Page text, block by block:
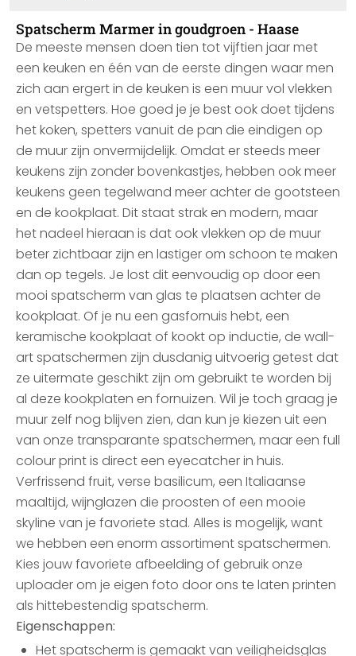
Spatscherm Marmer in goudgroen - Haase
De meeste mensen doen tien tot vijftien jaar met
een keuken en één van de eerste dingen waar men
zich aan ergert in de keuken is een muur vol vlekken
en vetspetters. Hoe goed je je best ook doet tijdens
het koken, spetters vanuit de pan die eindigen op
de muur zijn onvermijdelijk. Omdat er steeds meer
keukens zijn zonder bovenkastjes, hebben ook meer
keukens geen tegelwand meer achter de gootsteen
en de kookplaat. Dit staat strak en modern, maar
het nadeel hieraan is dat ook vlekken op de muur
beter zichtbaar zijn en lastiger om schoon te maken
dan op tegels. Je lost dit eenvoudig op door een
mooi spatscherm van glas te plaatsen achter de
kookplaat. Of je nu een gasfornuis hebt, een
keramische kookplaat of kookt op inductie, de wall-
art spatschermen zijn dusdanig uitvoerig getest dat
ze uitermate geschikt zijn om gebruikt te worden bij
al deze kookplaten en fornuizen. Wil je toch graag je
muur zelf nog blijven zien, dan kun je kiezen uit een
van onze transparante spatschermen, maar een full
colour print is direct een eyecatcher in huis.
Verfrissend fruit, verse basilicum, een Italiaanse
maaltijd, wijnglazen die proosten of een mooie
skyline van je favoriete stad. Alles is mogelijk, want
we hebben een enorm assortiment spatschermen.
Kies jouw favoriete afbeelding of gebruik onze
uploader om je eigen foto door ons te laten printen
als hittebestendig spatscherm.
Eigenschappen:
Het spatscherm is gemaakt van veiligheidsglas